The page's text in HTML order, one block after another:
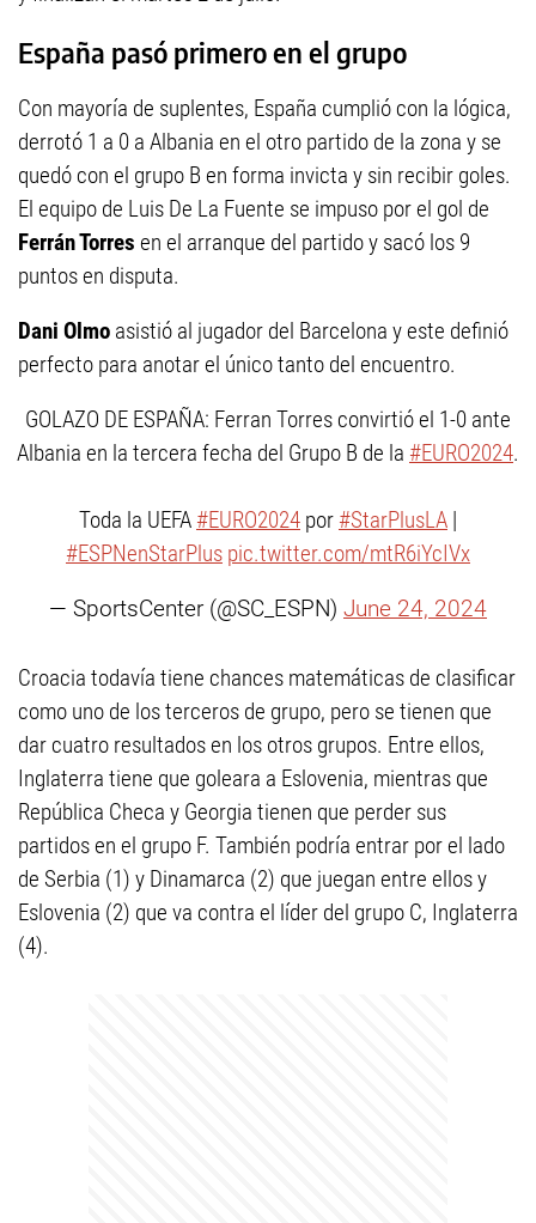
España pasó primero en el grupo
Con mayoría de suplentes, España cumplió con la lógica,
derrotó 1 a 0 a Albania en el otro partido de la zona y se
quedó con el grupo B en forma invicta y sin recibir goles.
El equipo de Luis De La Fuente se impuso por el gol de
Ferrán Torres en el arranque del partido y sacó los 9
puntos en disputa.
Dani Olmo asistió al jugador del Barcelona y este definió
perfecto para anotar el único tanto del encuentro.
GOLAZO DE ESPAÑA: Ferran Torres convirtió el 1-0 ante
Albania en la tercera fecha del Grupo B de la #EURO2024.
Toda la UEFA #EURO2024 por #StarPlusLA |
#ESPNenStarPlus pic.twitter.com/mtR6iYcIVx
— SportsCenter (@SC_ESPN) June 24, 2024
Croacia todavía tiene chances matemáticas de clasificar
como uno de los terceros de grupo, pero se tienen que
dar cuatro resultados en los otros grupos. Entre ellos,
Inglaterra tiene que goleara a Eslovenia, mientras que
República Checa y Georgia tienen que perder sus
partidos en el grupo F. También podría entrar por el lado
de Serbia (1) y Dinamarca (2) que juegan entre ellos y
Eslovenia (2) que va contra el líder del grupo C, Inglaterra
(4).